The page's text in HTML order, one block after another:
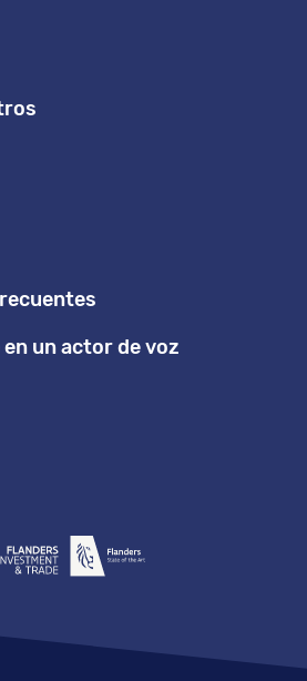
un actor de voz